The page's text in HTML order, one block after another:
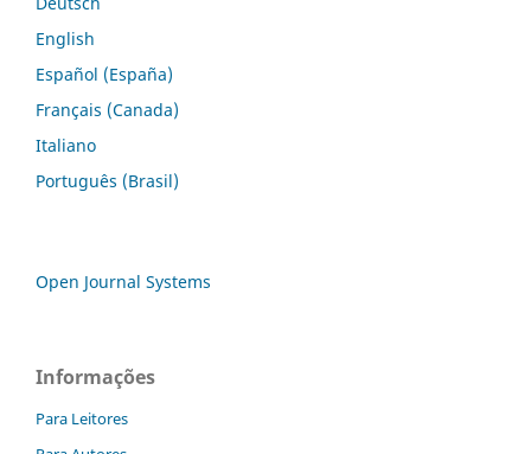
English
Español (España)
Français (Canada)
Italiano
Português (Brasil)
Open Journal Systems
Informações
Para Leitores